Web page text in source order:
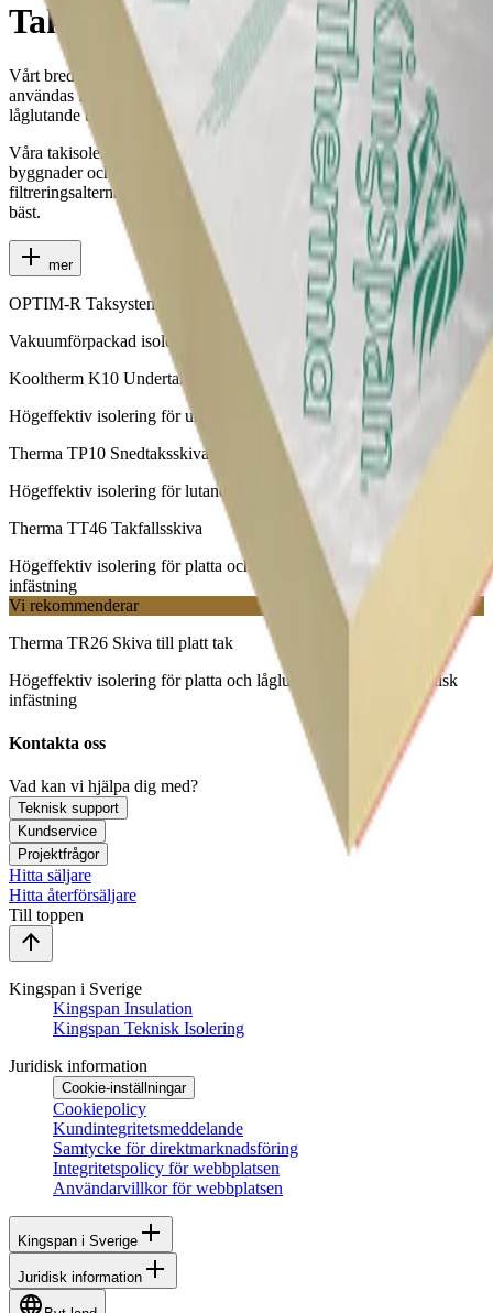
Takisoleringsskivor
Vårt breda sortiment av takisoleringsskivor kan bland annat
användas för in- eller utvändig isolering på branta, platta eller
låglutande tak.
Våra takisoleringslösningar är optimala för bostäder, kommersiella
byggnader och nybyggnationer. I menyn med översikt och
filtreringsalternativ kan du se vilken lösning som passar ditt projekt
bäst.
mer
OPTIM-R Taksystem
Vakuumförpackad isolering för krävande takkonstruktioner
Kooltherm K10 Undertaksskiva
Högeffektiv isolering för undertak och betongbjälklag
Therma TP10 Snedtaksskiva
Högeffektiv isolering för lutande takkonstruktioner
Therma TT46 Takfallsskiva
Högeffektiv isolering för platta och låglutande tak med mekanisk
infästning
Vi rekommenderar
Therma TR26 Skiva till platt tak
Högeffektiv isolering för platta och låglutande tak med mekanisk
infästning
Kontakta oss
Vad kan vi hjälpa dig med?
Teknisk support
Kundservice
Projektfrågor
Hitta säljare
Hitta återförsäljare
Till toppen
Kingspan i Sverige
Kingspan Insulation
Kingspan Teknisk Isolering
Juridisk information
Cookie-inställningar
Cookiepolicy
Kundintegritetsmeddelande
Samtycke för direktmarknadsföring
Integritetspolicy för webbplatsen
Användarvillkor för webbplatsen
Kingspan i Sverige
Juridisk information